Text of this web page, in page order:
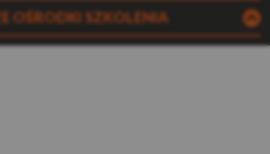
OŚRODKI SZKOLENIA